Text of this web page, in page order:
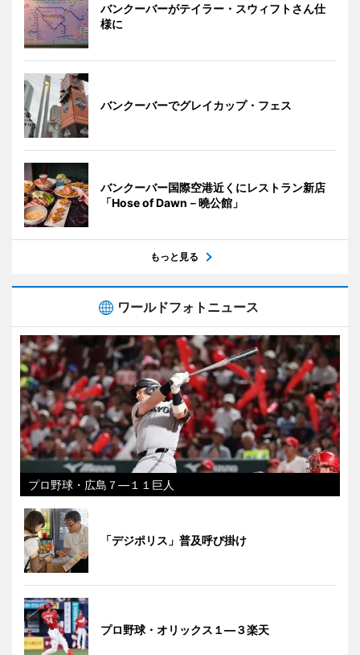
バンクーバーがテイラー・スウィフトさん仕
様に
バンクーバーでグレイカップ・フェス
バンクーバー国際空港近くにレストラン新店
「Hose of Dawn－曉公館」
もっと見る
ワールドフォトニュース
プロ野球・広島７―１１巨人
「デジポリス」普及呼び掛け
プロ野球・オリックス１―３楽天